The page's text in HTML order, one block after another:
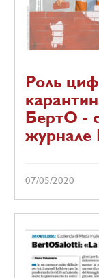
Роль
БертО -
журнале
07/05/2020